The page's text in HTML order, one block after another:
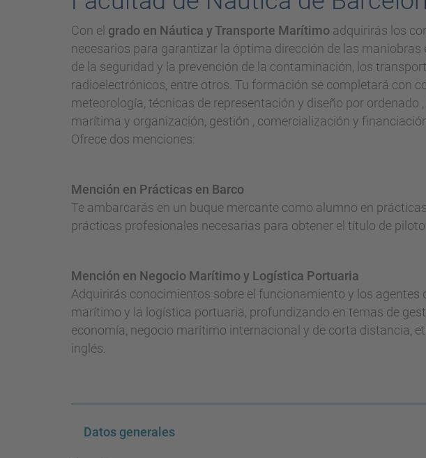
Con el grado en Náutica y Transporte Marítimo adquirirás los
necesarios para garantizar la óptima dirección de las maniobras
de la seguridad y la prevención de la contaminación, los
radioelectrónicos, entre otros. Tu formación se completará con
meteorología, técnicas de representación y diseño por ordenado
marítima y organización, gestión , comercialización y
Ofrece dos menciones:
Mención en Prácticas en Barco
Te ambarcarás en un buque mercante como alumno en
prácticas profesionales necesarias para obtener el título de
Mención en Negocio Marítimo y Logística Portuaria
Adquirirás conocimientos sobre el funcionamiento y los agentes
marítimo y la logística portuaria, profundizando en temas de
economía, negocio marítimo internacional y de corta distancia,
inglés.
Datos generales